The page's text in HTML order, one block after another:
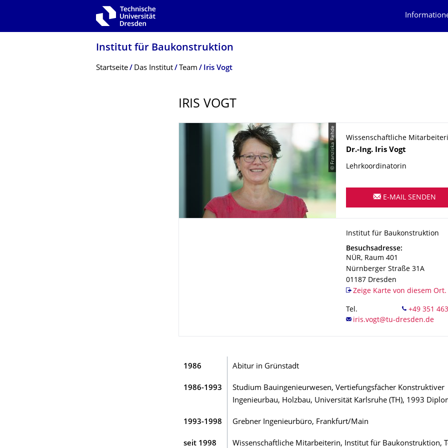
Zur Hauptnavigation springen
Institut für Baukonstruktion
Breadcrumb-Menü
Startseite Das Institut Team Iris Vogt
IRIS VOGT
© Franziska Rehde
Wissenschaftliche
Name
Dr.-Ing. Iris Vogt
Lehrkoordinatorin
E-MAIL SENDEN
Organisationsname
Institut für Baukonstruktion
Institut für Baukonstruktion
Adresse
Besuchsadresse:
NÜR, Raum 401
Nürnberger Straße 31A
01187 Dresden
Zeige Karte von diesem Ort.
Tel.
1986 Abitur in Grünstadt
1986-1993
Studium Bauingenieurwesen, Vertiefungsfächer Konstruktiver
Ingenieurbau, Holzbau, Universität Karlsruhe (TH), 1993
1993-1998 Grebner Ingenieurbüro, Frankfurt/Main
seit 1998
Wissenschaftliche Mitarbeiterin, Institut für Baukonstruktion,